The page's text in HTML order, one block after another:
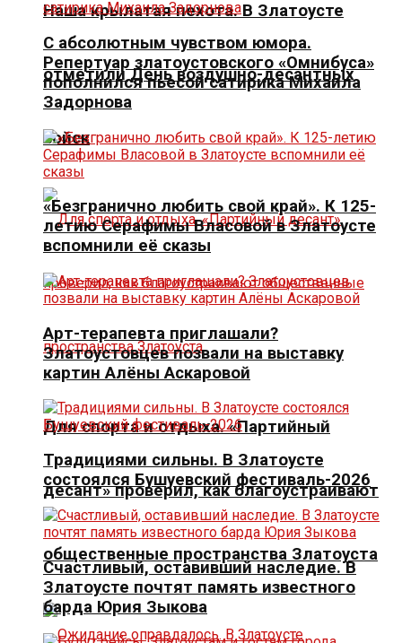
Наша крылатая пехота. В Златоусте
отметили День воздушно-десантных
войск
Для спорта и отдыха. «Партийный
десант» проверил, как благоустраивают
общественные пространства Златоуста
С абсолютным чувством юмора.
Репертуар златоустовского «Омнибуса»
пополнился пьесой сатирика Михаила
Задорнова
«Безгранично любить свой край». К 125-
летию Серафимы Власовой в Златоусте
вспомнили её сказы
Арт-терапевта приглашали?
Златоустовцев позвали на выставку
картин Алёны Аскаровой
Традициями сильны. В Златоусте
состоялся Бушуевский фестиваль-2026
Счастливый, оставивший наследие. В
Златоусте почтят память известного
барда Юрия Зыкова